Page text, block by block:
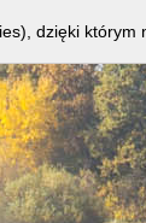
dzięki którym